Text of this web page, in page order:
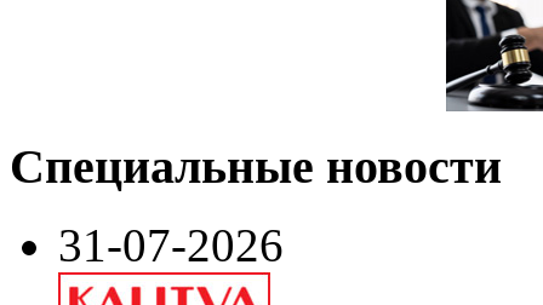
Специальные новости
31-07-2026